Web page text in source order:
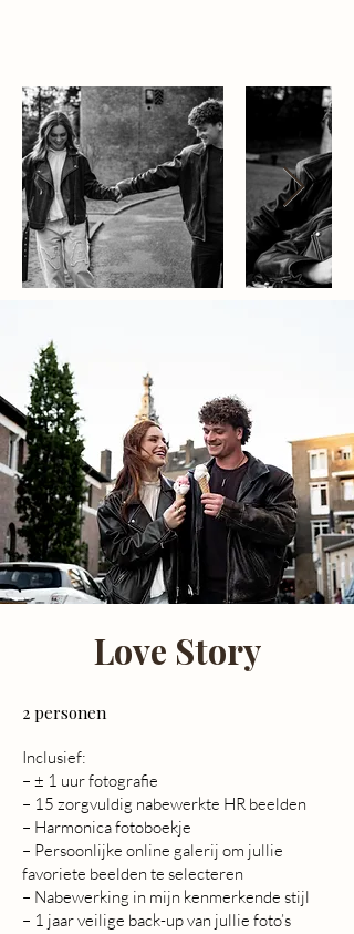
Love Story
2 personen
Inclusief:
– ± 1 uur fotografie
– 15 zorgvuldig nabewerkte HR beelden
– Harmonica fotoboekje
– Persoonlijke online galerij om jullie
favoriete beelden te selecteren
– Nabewerking in mijn kenmerkende stijl
– 1 jaar veilige back-up van jullie foto’s